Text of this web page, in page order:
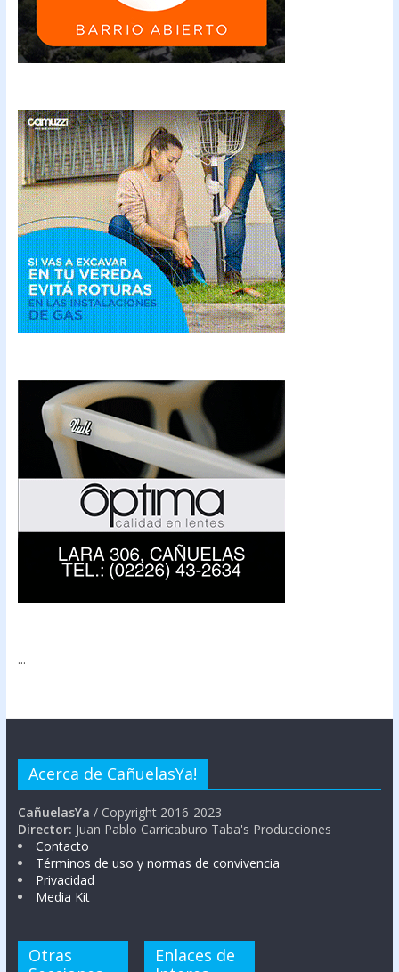
...
Acerca de CañuelasYa!
CañuelasYa / Copyright 2016-2023
Director: Juan Pablo Carricaburo Taba's Producciones
Contacto
Términos de uso y normas de convivencia
Privacidad
Media Kit
Otras
Enlaces de